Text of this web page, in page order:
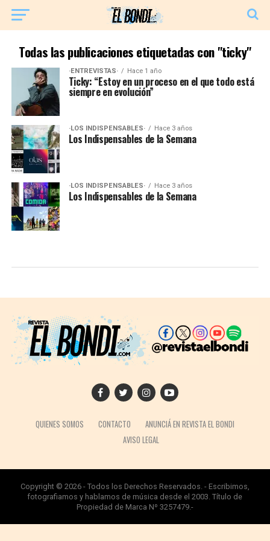
Todas las publicaciones etiquetadas con "ticky"
·ENTREVISTAS· Hace 1 año
Ticky: “Estoy en un proceso en el que todo está
siempre en evolución”
·LOS INDISPENSABLES· Hace 3 años
Los Indispensables de la Semana
·LOS INDISPENSABLES· Hace 3 años
Los Indispensables de la Semana
QUIENES SOMOS CONTACTO
ANUNCIÁ EN REVISTA EL BONDI
AVISO LEGAL
Copyright © 2026 - Todos los Derechos Reservados. - Escribimos,
fotografiamos y hablamos de música desde el 2003. Título de
Propiedad de Marca Nº 3257479.-